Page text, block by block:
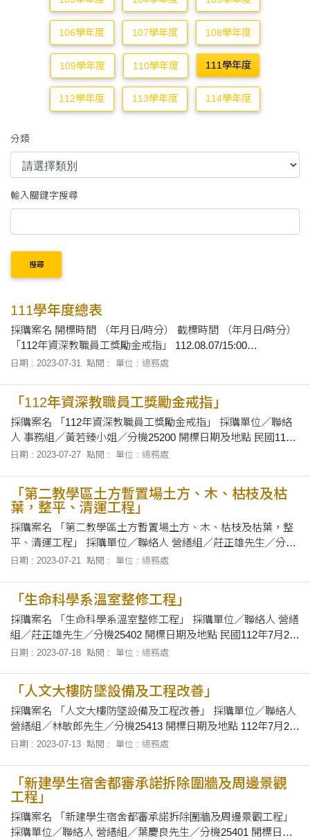
106學年度 107學年度 108學年度
109學年度 110學年度 111學年度
112學年度 113學年度 114學年度
分類
輸入關鍵字搜尋
搜尋
111學年度總表
採購案名 開標時間 （年月日/時分） 截標時間 （年月日/時分）
「112年資深教職員工獎勵金戒指」 112.08.07/15:00
112.08.07/12:00 「新建學生宿舍都審承諾拆除圍牆及周邊景觀
112.07.24/16:00
日期 : 2023-07-31 點閱 : 單位 : 總務處
「112年資深教職員工獎勵金戒指」
採購案名 「112年資深教職員工獎勵金戒指」 採購單位／聯絡
人 事務組／黃若臻小姐／分機25200 開標日期及地點 民國112
年8月7日下午3時00分，在本校總務處會議室當眾開標。 招標
取招標有關
日期 : 2023-07-27 點閱 : 單位 : 總務處
「第二教學區土方暫置場土方、木、枯枝及枯
葉，整平、清運工程」
採購案名 「第二教學區土方暫置場土方、木、枯枝及枯葉，整
平、清運工程」 採購單位／聯絡人 營繕組／莊正雄先生／分機
25402 開標日期及地點 112年7月25日下午3時10分，在本校總
日期 : 2023-07-21 點閱 : 單位 : 總務處
「生命科學系溫室整修工程」
採購案名 「生命科學系溫室整修工程」 採購單位／聯絡人 營繕
組／莊正雄先生／分機25402 開標日期及地點 民國112年7月24
日下午2時40分，在本校總務處會議室當眾開標。 招標文件之領
標有關
日期 : 2023-07-18 點閱 : 單位 : 總務處
「人文大樓防墜設備及工程改善」
採購案名 「人文大樓防墜設備及工程改善」 採購單位／聯絡人
營繕組／林敏郎先生／分機25413 開標日期及地點 112年7月25
日下午2時00分，在本校總務處會議室當眾開標。 招標文件之領
日期 : 2023-07-13 點閱 : 單位 : 總務處
「新建學生宿舍都審承諾拆除圍牆及周邊景觀
工程」
採購案名 「新建學生宿舍都審承諾拆除圍牆及周邊景觀工程」
採購單位／聯絡人 營繕組／葉慶良先生／分機25401 開標日期